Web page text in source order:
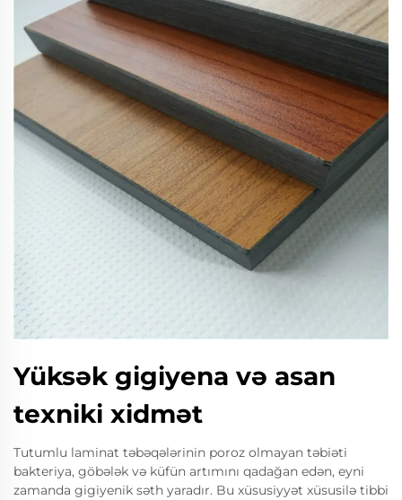
Yüksək gigiyena və asan
texniki xidmət
Tutumlu laminat təbəqələrinin poroz olmayan təbiəti
bakteriya, göbələk və küfün artımını qadağan edən, eyni
zamanda gigiyenik səth yaradır. Bu xüsusiyyət xüsusilə tibbi